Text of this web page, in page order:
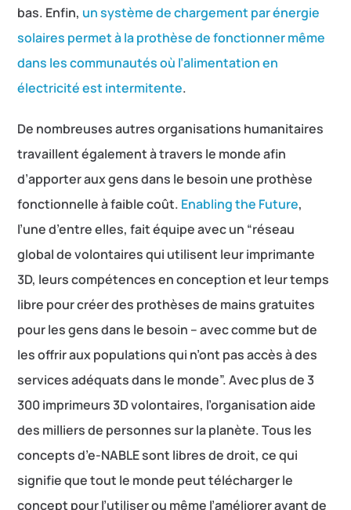
bas. Enfin, un système de chargement par énergie
solaires permet à la prothèse de fonctionner même
dans les communautés où l’alimentation en
électricité est intermitente.
De nombreuses autres organisations humanitaires
travaillent également à travers le monde afin
d’apporter aux gens dans le besoin une prothèse
fonctionnelle à faible coût. Enabling the Future,
l’une d’entre elles, fait équipe avec un “réseau
global de volontaires qui utilisent leur imprimante
3D, leurs compétences en conception et leur temps
libre pour créer des prothèses de mains gratuites
pour les gens dans le besoin – avec comme but de
les offrir aux populations qui n’ont pas accès à des
services adéquats dans le monde”. Avec plus de 3
300 imprimeurs 3D volontaires, l’organisation aide
des milliers de personnes sur la planète. Tous les
concepts d’e-NABLE sont libres de droit, ce qui
signifie que tout le monde peut télécharger le
concept pour l’utiliser ou même l’améliorer avant de